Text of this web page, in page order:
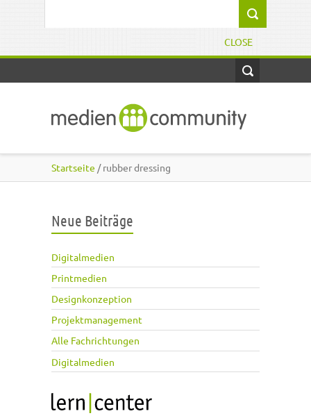
CLOSE
Startseite / rubber dressing
Neue Beiträge
Digitalmedien
Printmedien
Designkonzeption
Projektmanagement
Alle Fachrichtungen
Digitalmedien